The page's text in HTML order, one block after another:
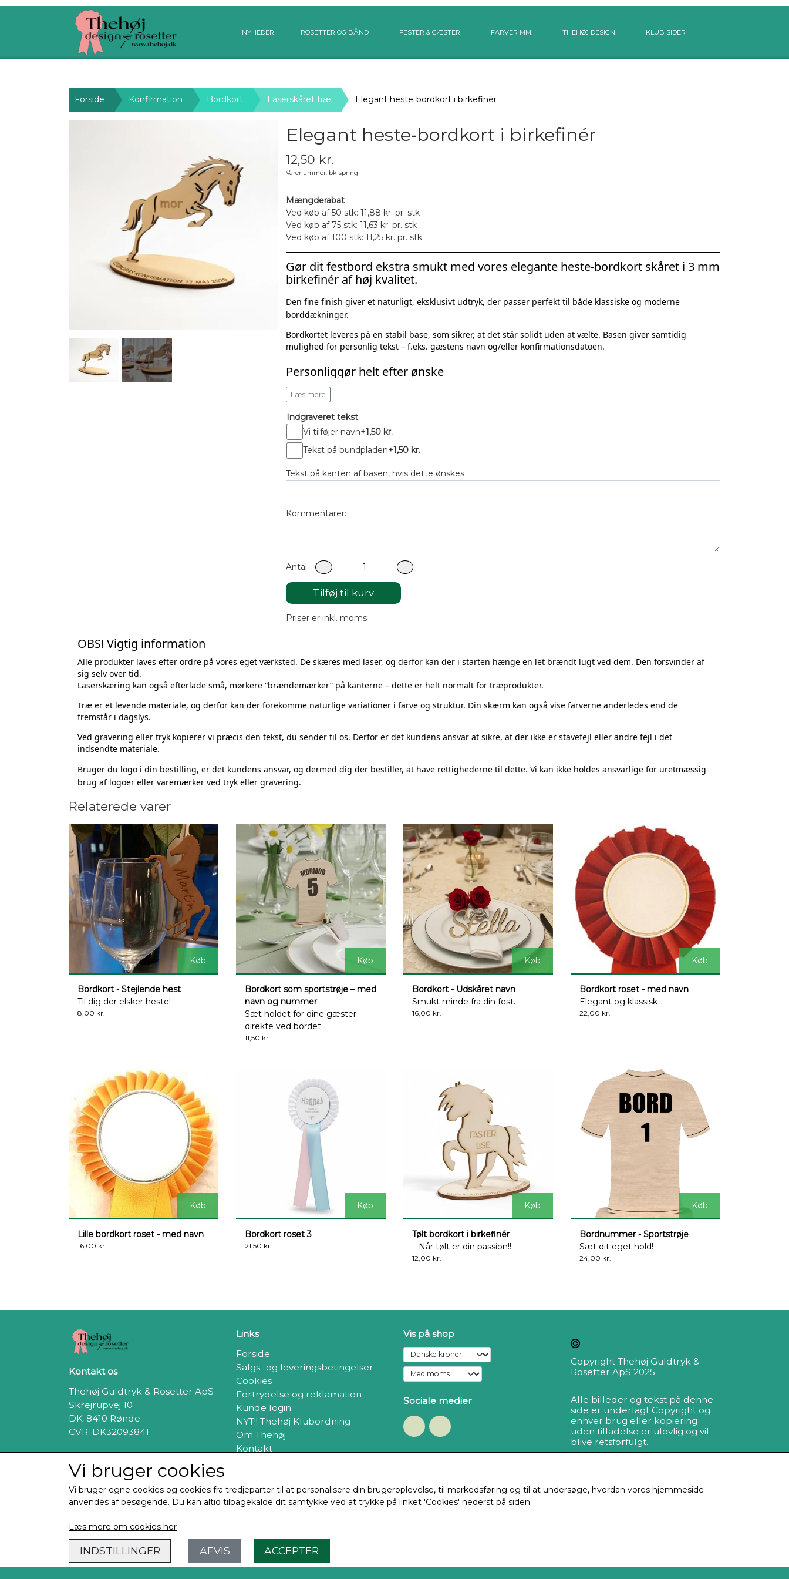
NYHEDER! ROSETTER OG BÅND FESTER & GÆSTER FARVER MM. THEHØJ DESIGN KLUB SIDER
Forside Konfirmation Bordkort Laserskåret træ Elegant heste‑bordkort i birkefinér
Elegant heste‑bordkort i birkefinér
12,50 kr.
Varenummer: bk-spring
Mængderabat
Ved køb af 50 stk: 11,88 kr. pr. stk
Ved køb af 75 stk: 11,63 kr. pr. stk
Ved køb af 100 stk: 11,25 kr. pr. stk
Gør dit festbord ekstra smukt med vores elegante heste‑bordkort skåret i 3 mm
birkefinér af høj kvalitet.
Den fine finish giver et naturligt, eksklusivt udtryk, der passer perfekt til både klassiske og moderne
borddækninger.
Bordkortet leveres på en stabil base, som sikrer, at det står solidt uden at vælte. Basen giver samtidig
mulighed for personlig tekst – f.eks. gæstens navn og/eller konfirmationsdatoen.
Personliggør helt efter ønske
Du kan enten:
- Skrive navnene selv og eventuelt farvelægge hesten eller
- Lade os gøre arbejdet for dig – vi kan skrive navn på både hest og base, så bordkortene kommer klar til
brug.
Hvorfor vælge vores bordkort?
Smukt og elegant nordisk design
Produceret i 3 mm birkefinér med lækker finish
Ideelt til konfirmationer, heste­temaer, dåb, bryllupper m.m.
Metode: laserskåret & graveret
Materiale: 3 mm birkefinér af høj kvalitet
Størrelse: 10*8 cm (B*H)
Sådan bestiller du
Vælg om du ønsker gravering af navne
Tilvalg: Gravering af navn på hvert bordkort (+
,50 kr/stk
Vælg om du ønsker gravering af tekst på basen
Tilvalg: Gravering af tekst på basen (+1,50 kr/stk).
Hvis du ønsker gravering af navne på hestene, uploades en navneliste i et separat dokument, når ordren
Læs mere
Indgraveret tekst
Vi tilføjer navn+1,50 kr.
Tekst på bundpladen+1,50 kr.
Tekst på kanten af basen, hvis dette ønskes
Kommentarer:
Antal
Tilføj til kurv
Priser er inkl. moms
OBS! Vigtig information
Alle produkter laves efter ordre på vores eget værksted. De skæres med laser, og derfor kan der i starten hænge en let brændt lugt ved dem. Den forsvinder af
sig selv over tid.
Laser­skæring kan også efterlade små, mørkere “brændemærker” på kanterne – dette er helt normalt for træprodukter.
Træ er et levende materiale, og derfor kan der forekomme naturlige variationer i farve og struktur. Din skærm kan også vise farverne anderledes end de
fremstår i dagslys.
Ved gravering eller tryk kopierer vi præcis den tekst, du sender til os. Derfor er det kundens ansvar at sikre, at der ikke er stavefejl eller andre fejl i det
indsendte materiale.
Bruger du logo i din bestilling, er det kundens ansvar, og dermed dig der bestiller, at have rettighederne til dette. Vi kan ikke holdes ansvarlige for uretmæssig
brug af logoer eller varemærker ved tryk eller gravering.
Relaterede varer
Køb
Bordkort - Stejlende hest
Til dig der elsker heste!
8,00 kr.
Køb
Bordkort som sportstrøje – med
navn og nummer
Sæt holdet for dine gæster -
direkte ved bordet
11,50 kr.
Køb
Bordkort - Udskåret navn
Smukt minde fra din fest.
16,00 kr.
Køb
Bordkort roset - med navn
Elegant og klassisk
22,00 kr.
Køb
Lille bordkort roset - med navn
16,00 kr.
Køb
Bordkort roset 3
21,50 kr.
Køb
Tølt bordkort i birkefinér
– Når tølt er din passion!!
12,00 kr.
Køb
Bordnummer - Sportstrøje
Sæt dit eget hold!
24,00 kr.
Kontakt os
Thehøj Guldtryk & Rosetter ApS
Skrejrupvej 10
DK-8410 Rønde
CVR: DK32093841
Send mail
Links
Forside
Salgs- og leveringsbetingelser
Cookies
Fortrydelse og reklamation
Kunde login
NYT!! Thehøj Klubordning
Om Thehøj
Kontakt
Vis på shop
Sociale medier
Tilmeld
Copyright Thehøj Guldtryk &
Rosetter ApS 2025
Alle billeder og tekst på denne
side er underlagt Copyright og
enhver brug eller kopiering
uden tilladelse er ulovlig og vil
blive retsforfulgt.
Vi bruger cookies
Vi bruger egne cookies og cookies fra tredjeparter til at personalisere din brugeroplevelse, til markedsføring og til at undersøge, hvordan vores hjemmeside
anvendes af besøgende. Du kan altid tilbagekalde dit samtykke ved at trykke på linket 'Cookies' nederst på siden.
Læs mere om cookies her
INDSTILLINGER AFVIS ACCEPTER